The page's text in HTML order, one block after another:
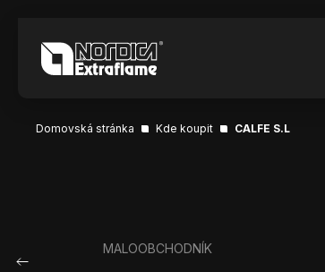
Domovská stránka Kde koupit CALFE S.L
MALOOBCHODNÍK